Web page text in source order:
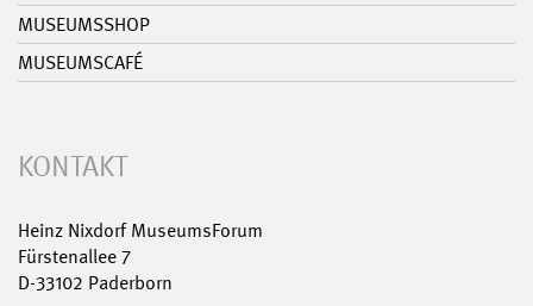
MUSEUMSSHOP
MUSEUMSCAFÉ
KONTAKT
Heinz Nixdorf MuseumsForum
Fürstenallee 7
D-33102 Paderborn